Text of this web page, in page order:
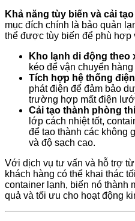
Khả năng tùy biến và cải
mục đích chính là bảo quản
thể được tùy biến để phù hợp
Kho lạnh di động theo
kéo để vận chuyển
Tích hợp hệ thống
phát điện để đảm bảo
trường hợp mất điện
Cải tạo thành phòng
lớp cách nhiệt tốt,
để tạo thành các không
và độ sạch cao.
Với dịch vụ tư vấn và hỗ trợ
khách hàng có thể khai thác
container lạnh, biến nó thành
quả và tối ưu cho hoạt động